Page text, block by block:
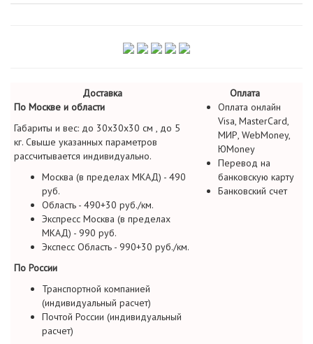
Доставка
Оплата
По Москве и области
Габариты и вес: до 30х30х30 см , до 5
кг. Свыше указанных параметров
рассчитывается индивидуально.
Москва (в пределах МКАД) - 490
руб.
Область - 490+30 руб./км.
Экспресс Москва (в пределах
МКАД) - 990 руб.
Экспесс Область - 990+30 руб./км.
По России
Транспортной компанией
(индивидуальный расчет)
Почтой России (индивидуальный
расчет)
Оплата онлайн
Visa, MasterCard,
МИР, WebMoney,
ЮMoney
Перевод на
банковскую карту
Банковский счет